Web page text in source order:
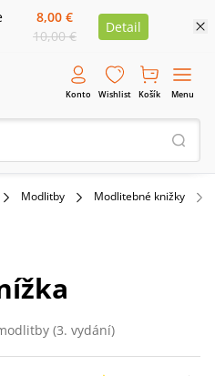
8,00 €
10,00 €
Detail
Konto Wishlist Košík Menu
Modlitby Modlitebné knižky
(3. vydání)